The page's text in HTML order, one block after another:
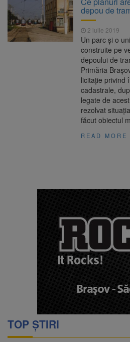
7,50%
7 august 2026
1 octombrie, dată
pentru șoferi și transportatori. Intră
noul sistem de taxare rutieră
7 august 2026
7 august, Ziua
a Berii. Sărbătoarea este marcată
200 de orașe din lume
Facturi mai mari
toamnă. Unele tarife se apropie
depou de
2 iulie 2019
Un parc și o
construite pe
depoului de
Primăria
licitație privind
cadastrale,
legate de
rezolvat
făcut obiectul
READ MORE
TOP ȘTIRI